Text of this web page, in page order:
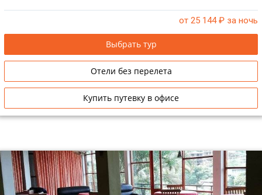
от 25 144₽ за ночь
Выбрать тур
Отели без перелета
Купить путевку в офисе
Недорогие отели 3*
звезды
Сетевые отели Турции
Сетевые отели ОАЭ
Сетевые отели Таиланда